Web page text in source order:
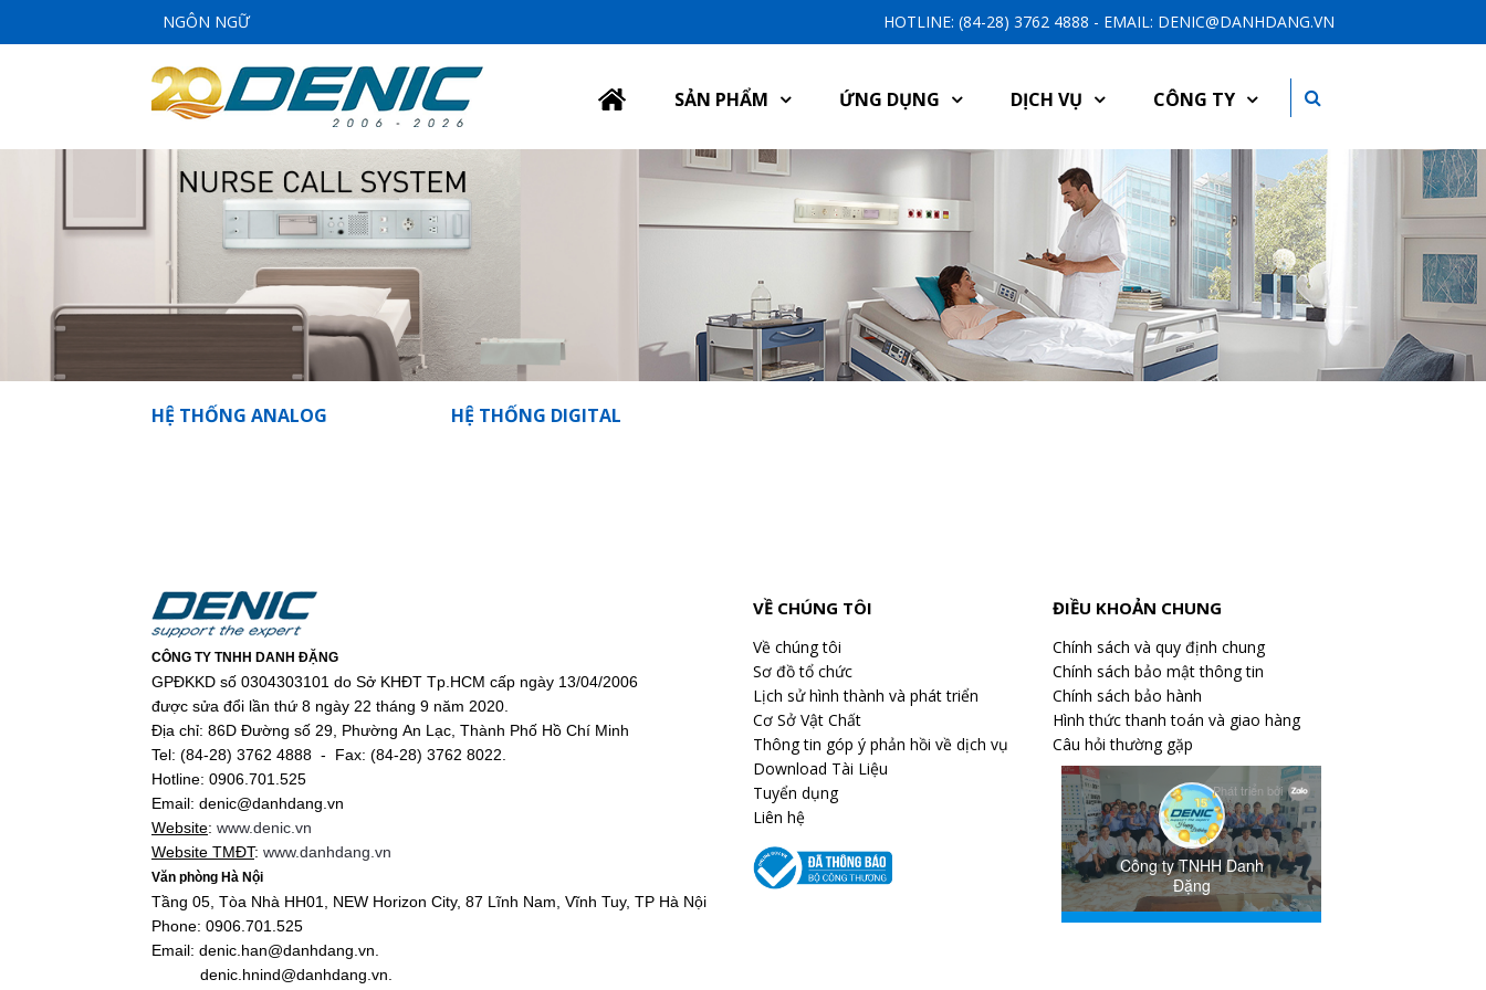
NGÔN NGỮ HOTLINE: (84-28) 3762 4888 - EMAIL: DENIC@DANHDANG.VN
SẢN PHẨM ỨNG DỤNG DỊCH VỤ CÔNG TY
HỆ THỐNG ANALOG HỆ THỐNG DIGITAL
CÔNG TY TNHH DANH ĐẶNG
GPĐKKD số 0304303101 do Sở KHĐT Tp.HCM cấp ngày 13/04/2006
được sửa đổi lần thứ 8 ngày 22 tháng 9 năm 2020.
Địa chỉ: 86D Đường số 29, Phường An Lạc, Thành Phố Hồ Chí Minh
Tel: (84-28) 3762 4888 - Fax: (84-28) 3762 8022.
Hotline: 0906.701.525
Email: denic@danhdang.vn
Website: www.denic.vn
Website TMĐT: www.danhdang.vn
Văn phòng Hà Nội
Tầng 05, Tòa Nhà HH01, NEW Horizon City, 87 Lĩnh Nam, Vĩnh Tuy, TP Hà Nội
Phone: 0906.701.525
Email: denic.han@danhdang.vn.
denic.hnind@danhdang.vn.
VỀ CHÚNG TÔI
Về chúng tôi
Sơ đồ tổ chức
Lịch sử hình thành và phát triển
Cơ Sở Vật Chất
Thông tin góp ý phản hồi về dịch vụ
Download Tài Liệu
Tuyển dụng
Liên hệ
ĐIỀU KHOẢN CHUNG
Chính sách và quy định chung
Chính sách bảo mật thông tin
Chính sách bảo hành
Hình thức thanh toán và giao hàng
Câu hỏi thường gặp